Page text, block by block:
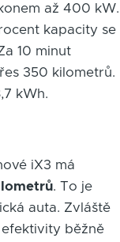
až 400 kW.
kapacity se
10 minut
350 kilometrů.
kWh.
iX3 má
. To je
auta. Zvláště
běžně